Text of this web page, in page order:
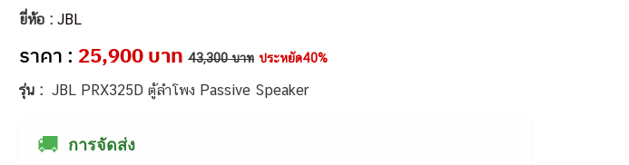
ยี่ห้อ : JBL
ราคา : 25,900 บาท 43,300 บาท ประหยัด40%
รุ่น : JBL PRX325D ตู้ลำโพง Passive Speaker
🚚 การจัดส่ง